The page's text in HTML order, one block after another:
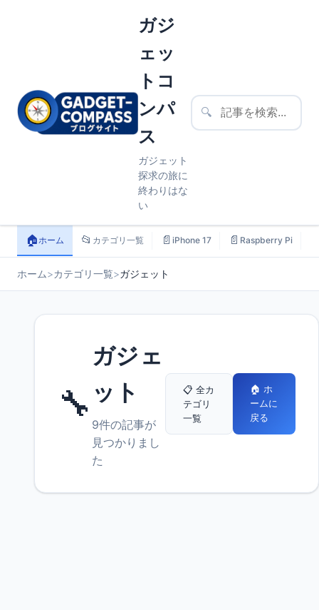
ガジ
ェッ
トコ
ンパ
ス
ガジェット
探求の旅に
終わりはな
い
🔍
🏠ホーム 📂 カテゴリ一覧 📄 iPhone 17 📄 Raspberry Pi
ホーム>カテゴリ一覧>ガジェット
🔧
ガジェ
ット
9件の記事が
見つかりまし
た
📋 全カ
テゴリ
一覧
🏠 ホ
ームに
戻る